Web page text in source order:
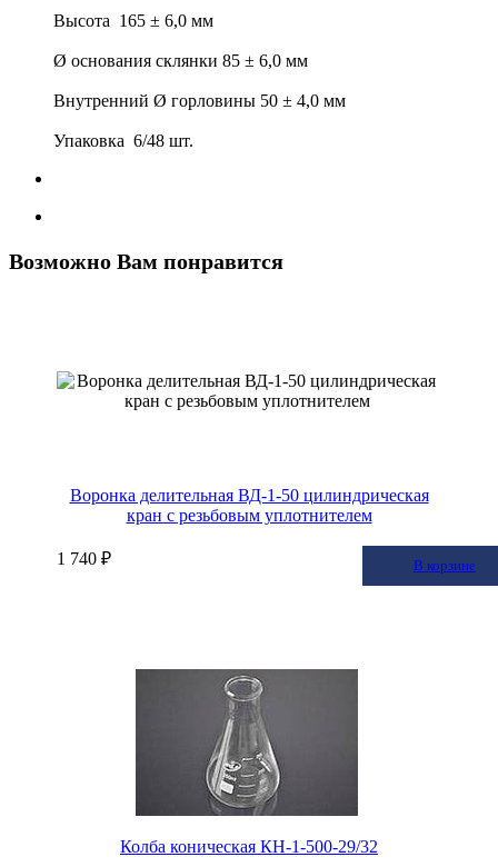
Высота 165 ± 6,0 мм
Ø основания склянки 85 ± 6,0 мм
Внутренний Ø горловины 50 ± 4,0 мм
Упаковка 6/48 шт.
Возможно Вам понравится
Воронка делительная ВД-1-50 цилиндрическая
кран с резьбовым уплотнителем
В корзину
В корзине
1 740 ₽
Колба коническая КН-1-500-29/32